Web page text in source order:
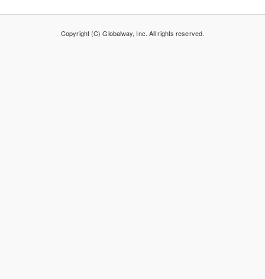
Copyright (C) Globalway, Inc. All rights reserved.